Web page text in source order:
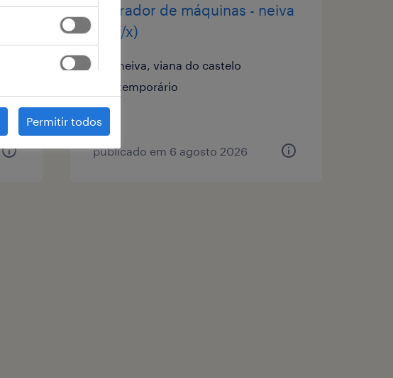
operador de máquinas - neiva
(m/f/x)
neiva, viana do castelo
temporário
publicado em 6 agosto 2026
Permitir todos